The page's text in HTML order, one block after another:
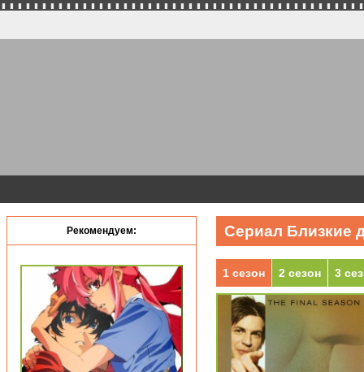
Сериал Близкие
1 сезон 2 сезон 3
Рекомендуем: